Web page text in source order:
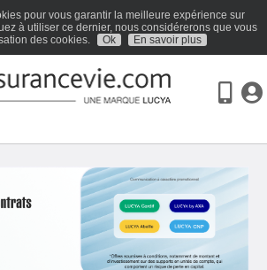
pour vous garantir la meilleure expérience sur
à utiliser ce dernier, nous considérerons que vous
des cookies.
Ok En savoir plus